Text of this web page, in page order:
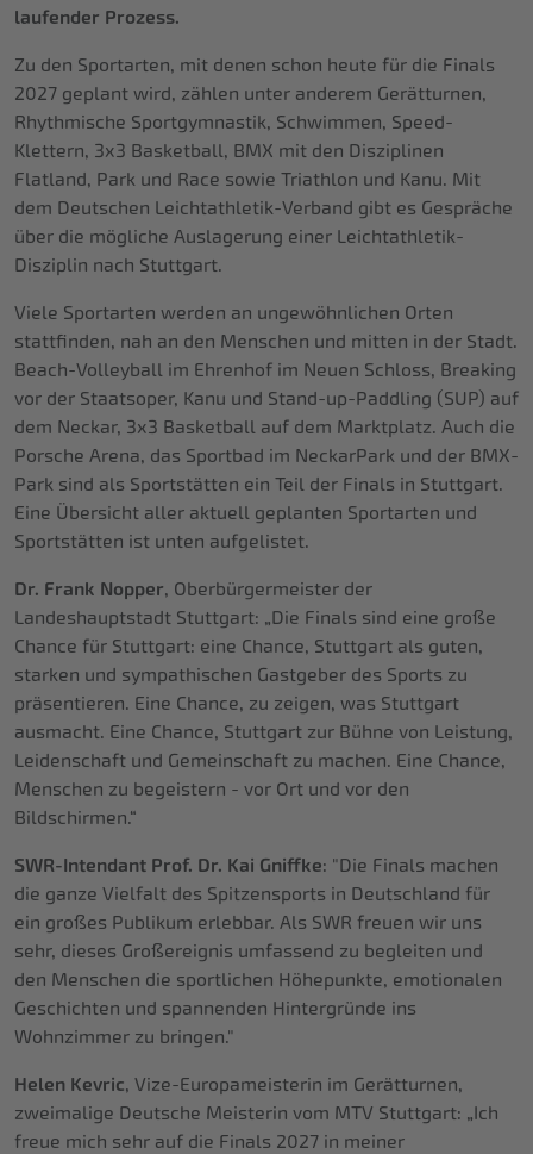
laufender Prozess.
Zu den Sportarten, mit denen schon heute für die Finals
2027 geplant wird, zählen unter anderem Gerätturnen,
Rhythmische Sportgymnastik, Schwimmen, Speed-
Klettern, 3x3 Basketball, BMX mit den Disziplinen
Flatland, Park und Race sowie Triathlon und Kanu. Mit
dem Deutschen Leichtathletik-Verband gibt es Gespräche
über die mögliche Auslagerung einer Leichtathletik-
Disziplin nach Stuttgart.
Viele Sportarten werden an ungewöhnlichen Orten
stattfinden, nah an den Menschen und mitten in der Stadt.
Beach-Volleyball im Ehrenhof im Neuen Schloss, Breaking
vor der Staatsoper, Kanu und Stand-up-Paddling (SUP) auf
dem Neckar, 3x3 Basketball auf dem Marktplatz. Auch die
Porsche Arena, das Sportbad im NeckarPark und der BMX-
Park sind als Sportstätten ein Teil der Finals in Stuttgart.
Eine Übersicht aller aktuell geplanten Sportarten und
Sportstätten ist unten aufgelistet.
Dr. Frank Nopper, Oberbürgermeister der
Landeshauptstadt Stuttgart: „Die Finals sind eine große
Chance für Stuttgart: eine Chance, Stuttgart als guten,
starken und sympathischen Gastgeber des Sports zu
präsentieren. Eine Chance, zu zeigen, was Stuttgart
ausmacht. Eine Chance, Stuttgart zur Bühne von Leistung,
Leidenschaft und Gemeinschaft zu machen. Eine Chance,
Menschen zu begeistern - vor Ort und vor den
Bildschirmen.“
SWR-Intendant Prof. Dr. Kai Gniffke: "Die Finals machen
die ganze Vielfalt des Spitzensports in Deutschland für
ein großes Publikum erlebbar. Als SWR freuen wir uns
sehr, dieses Großereignis umfassend zu begleiten und
den Menschen die sportlichen Höhepunkte, emotionalen
Geschichten und spannenden Hintergründe ins
Wohnzimmer zu bringen."
Helen Kevric, Vize-Europameisterin im Gerätturnen,
zweimalige Deutsche Meisterin vom MTV Stuttgart: „Ich
freue mich sehr auf die Finals 2027 in meiner